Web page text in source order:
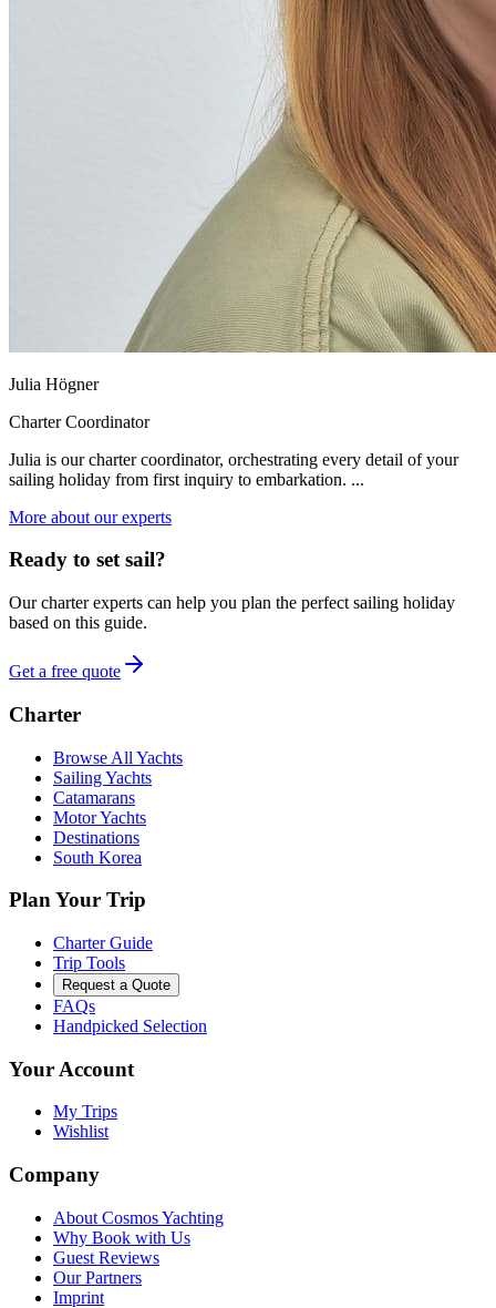
Julia Högner
Charter Coordinator
Julia is our charter coordinator, orchestrating every detail of your
sailing holiday from first inquiry to embarkation. ...
More about our experts
Ready to set sail?
Our charter experts can help you plan the perfect sailing holiday
based on this guide.
Get a free quote
Charter
Browse All Yachts
Sailing Yachts
Catamarans
Motor Yachts
Destinations
South Korea
Plan Your Trip
Charter Guide
Trip Tools
Request a Quote
FAQs
Handpicked Selection
Your Account
My Trips
Wishlist
Company
About Cosmos Yachting
Why Book with Us
Guest Reviews
Our Partners
Imprint